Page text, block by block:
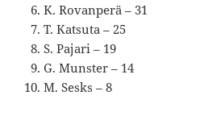
K. Rovanperä – 31
T. Katsuta – 25
S. Pajari – 19
G. Munster – 14
M. Sesks – 8